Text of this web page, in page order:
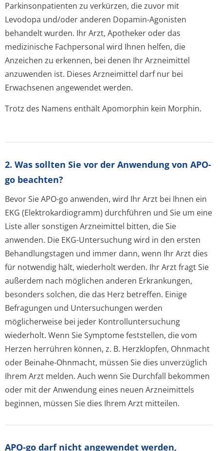
Parkinsonpatienten zu verkürzen, die zuvor mit
Levodopa und/oder anderen Dopamin-Agonisten
behandelt wurden. Ihr Arzt, Apotheker oder das
medizinische Fachpersonal wird Ihnen helfen, die
Anzeichen zu erkennen, bei denen Ihr Arzneimittel
anzuwenden ist. Dieses Arzneimittel darf nur bei
Erwachsenen angewendet werden.
Trotz des Namens enthält Apomorphin kein Morphin.
2. Was sollten Sie vor der Anwendung von APO-
go beachten?
Bevor Sie APO-go anwenden, wird Ihr Arzt bei Ihnen ein
EKG (Elektrokardi­ogramm) durchführen und Sie um eine
Liste aller sonstigen Arzneimittel bitten, die Sie
anwenden. Die EKG-Untersuchung wird in den ersten
Behandlungstagen und immer dann, wenn Ihr Arzt dies
für notwendig hält, wiederholt werden. Ihr Arzt fragt Sie
außerdem nach möglichen anderen Erkrankungen,
besonders solchen, die das Herz betreffen. Einige
Befragungen und Untersuchungen werden
möglicherweise bei jeder Kontrollunter­suchung
wiederholt. Wenn Sie Symptome feststellen, die vom
Herzen herrühren können, z. B. Herzklopfen, Ohnmacht
oder Beinahe-Ohnmacht, müssen Sie dies unverzüglich
Ihrem Arzt melden. Auch wenn Sie Durchfall bekommen
oder mit der Anwendung eines neuen Arzneimittels
beginnen, müssen Sie dies Ihrem Arzt mitteilen.
APO-go darf nicht angewendet werden,